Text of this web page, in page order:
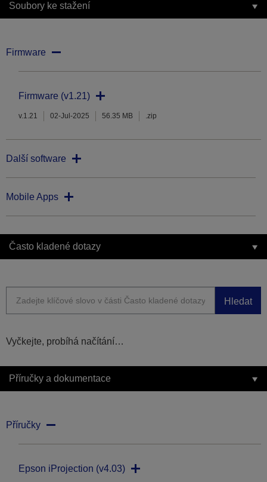
Soubory ke stažení
Firmware
Firmware (v1.21)
v.1.21 02-Jul-2025 56.35 MB .zip
Další software
Mobile Apps
Často kladené dotazy
Hledat
Vyčkejte, probíhá načítání…
Příručky a dokumentace
Příručky
Epson iProjection (v4.03)